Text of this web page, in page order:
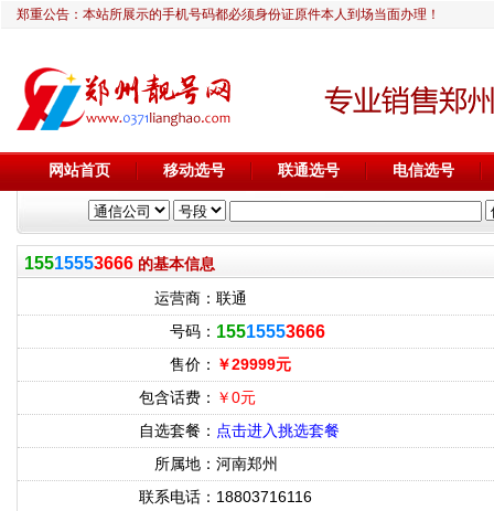
郑重公告：本站所展示的手机号码都必须身份证原件本人到场当面办理！
网站首页 移动选号 联通选号 电信选号
15515553666 的基本信息
运营商： 联通
号码： 15515553666
售价： ￥29999元
包含话费： ￥0元
自选套餐： 点击进入挑选套餐
所属地： 河南郑州
联系电话： 18803716116